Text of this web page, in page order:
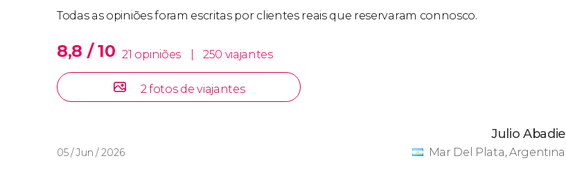
Todas as opiniões foram escritas por clientes reais que reservaram connosco.
8,8 / 10 21 opiniões 250 viajantes
2 fotos de viajantes
05 / Jun / 2026
Julio Abadie
Mar Del Plata, Argentina